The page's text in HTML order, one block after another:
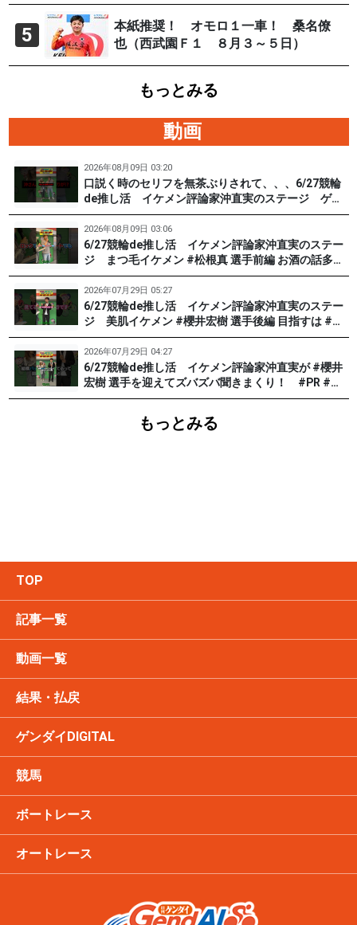
5
本紙推奨！ オモロ１一車！ 桑名僚
也（西武園Ｆ１ ８月３～５日）
もっとみる
動画
2026年08月09日 03:20
口説く時のセリフを無茶ぶりされて、、、6/27競輪
de推し活 イケメン評論家沖直実のステージ ゲス
ト #松根真 選手（東京90期）後編 #PR #松戸けい
りん
2026年08月09日 03:06
6/27競輪de推し活 イケメン評論家沖直実のステー
ジ まつ毛イケメン #松根真 選手前編 お酒の話多め
です。 #PR #松戸けいりん
2026年07月29日 05:27
6/27競輪de推し活 イケメン評論家沖直実のステー
ジ 美肌イケメン #櫻井宏樹 選手後編 目指すは #田
中みな実 !? #PR #松戸けいりん
2026年07月29日 04:27
6/27競輪de推し活 イケメン評論家沖直実が #櫻井
宏樹 選手を迎えてズバズバ聞きまくり！ #PR #松
戸けいりん #和田健太郎
もっとみる
TOP
記事一覧
動画一覧
結果・払戻
ゲンダイDIGITAL
競馬
ボートレース
オートレース